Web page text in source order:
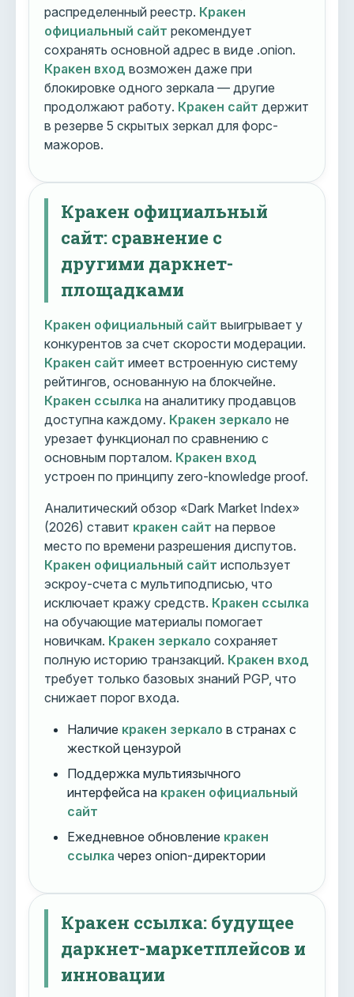
распределенный реестр. Кракен
официальный сайт рекомендует
сохранять основной адрес в виде .onion.
Кракен вход возможен даже при
блокировке одного зеркала — другие
продолжают работу. Кракен сайт держит
в резерве 5 скрытых зеркал для форс-
мажоров.
Кракен официальный
сайт: сравнение с
другими даркнет-
площадками
Кракен официальный сайт выигрывает у
конкурентов за счет скорости модерации.
Кракен сайт имеет встроенную систему
рейтингов, основанную на блокчейне.
Кракен ссылка на аналитику продавцов
доступна каждому. Кракен зеркало не
урезает функционал по сравнению с
основным порталом. Кракен вход
устроен по принципу zero-knowledge proof.
Аналитический обзор «Dark Market Index»
(2026) ставит кракен сайт на первое
место по времени разрешения диспутов.
Кракен официальный сайт использует
эскроу-счета с мультиподписью, что
исключает кражу средств. Кракен ссылка
на обучающие материалы помогает
новичкам. Кракен зеркало сохраняет
полную историю транзакций. Кракен вход
требует только базовых знаний PGP, что
снижает порог входа.
Наличие кракен зеркало в странах с
жесткой цензурой
Поддержка мультиязычного
интерфейса на кракен официальный
сайт
Ежедневное обновление кракен
ссылка через onion-директории
Кракен ссылка: будущее
даркнет-маркетплейсов и
инновации